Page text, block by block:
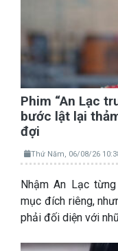
Phim “An Lạc
bước lật lại
đợi
Thứ Năm, 06/08/26
Nhậm An Lạc
mục đích riêng,
phải đối diện với